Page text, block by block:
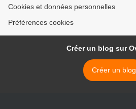
Cookies et données personnelles
Préférences cookies
Créer un blog sur
Créer un blog